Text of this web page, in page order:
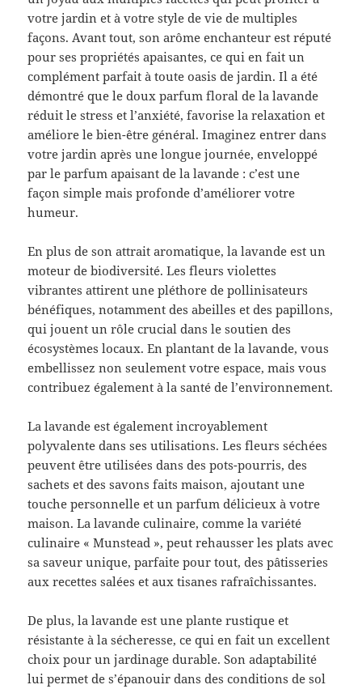
votre jardin et à votre style de vie de multiples
façons. Avant tout, son arôme enchanteur est réputé
pour ses propriétés apaisantes, ce qui en fait un
complément parfait à toute oasis de jardin. Il a été
démontré que le doux parfum floral de la lavande
réduit le stress et l’anxiété, favorise la relaxation et
améliore le bien-être général. Imaginez entrer dans
votre jardin après une longue journée, enveloppé
par le parfum apaisant de la lavande : c’est une
façon simple mais profonde d’améliorer votre
humeur.
En plus de son attrait aromatique, la lavande est un
moteur de biodiversité. Les fleurs violettes
vibrantes attirent une pléthore de pollinisateurs
bénéfiques, notamment des abeilles et des papillons,
qui jouent un rôle crucial dans le soutien des
écosystèmes locaux. En plantant de la lavande, vous
embellissez non seulement votre espace, mais vous
contribuez également à la santé de l’environnement.
La lavande est également incroyablement
polyvalente dans ses utilisations. Les fleurs séchées
peuvent être utilisées dans des pots-pourris, des
sachets et des savons faits maison, ajoutant une
touche personnelle et un parfum délicieux à votre
maison. La lavande culinaire, comme la variété
culinaire « Munstead », peut rehausser les plats avec
sa saveur unique, parfaite pour tout, des pâtisseries
aux recettes salées et aux tisanes rafraîchissantes.
De plus, la lavande est une plante rustique et
résistante à la sécheresse, ce qui en fait un excellent
choix pour un jardinage durable. Son adaptabilité
lui permet de s’épanouir dans des conditions de sol